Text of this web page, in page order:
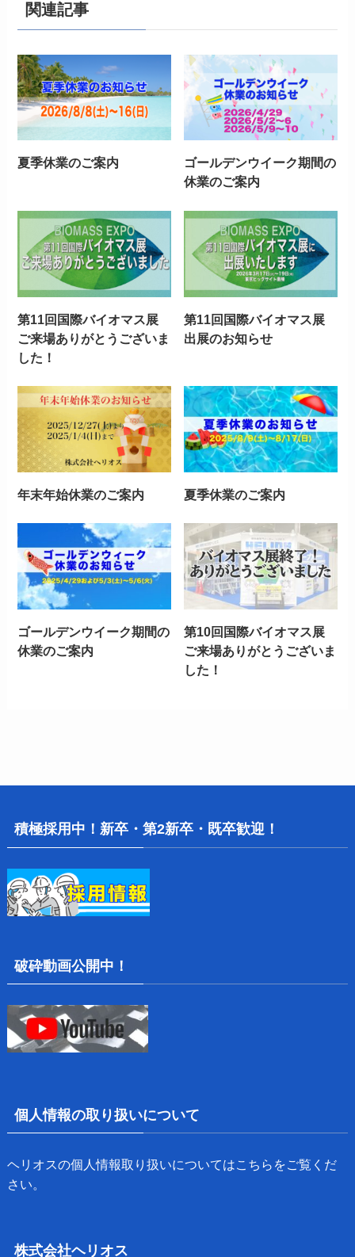
関連記事
夏季休業のご案内
ゴールデンウイーク期間の
休業のご案内
第11回国際バイオマス展
ご来場ありがとうございま
した！
第11回国際バイオマス展
出展のお知らせ
年末年始休業のご案内 夏季休業のご案内
ゴールデンウイーク期間の
休業のご案内
第10回国際バイオマス展
ご来場ありがとうございま
した！
積極採用中！新卒・第2新卒・既卒歓迎！
破砕動画公開中！
個人情報の取り扱いについて
ヘリオスの個人情報取り扱いについては こちら をご覧くだ
さい。
株式会社ヘリオス